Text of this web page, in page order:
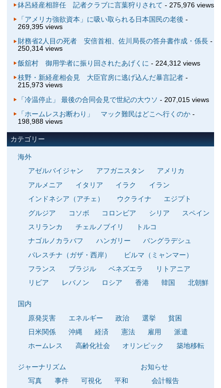
鉢呂経産相辞任 記者クラブに言葉狩りされて - 275,976 views
「アメリカ強欲資本」に吸い取られる日本国民の老後 -
269,395 views
財務省2人目の死者 安倍首相、佐川局長の答弁書作成・係長-
250,314 views
飯舘村 御用学者に振り回されたあげくに - 224,312 views
枝野・新経産相会見 大臣官房に逃げ込んだ暴言記者-
215,973 views
「冷温停止」 最後の合同会見で世紀の大ウソ - 207,015 views
「ホームレスお断わり」 マック難民はどこへ行くのか-
198,988 views
カテゴリー
海外
アゼルバイジャン
アフガニスタン
アメリカ
アルメニア
イタリア イラク
イラン
インドネシア（アチェ）
ウクライナ
エジプト
グルジア
コソボ コロンビア シリア
スペイン
スリランカ
チェルノブイリ
トルコ
ナゴルノカラバフ
ハンガリー
バングラデシュ
パレスチナ（ガザ・西岸）
ビルマ（ミャンマー）
フランス
ブラジル ベネズエラ
リトアニア
リビア
レバノン ロシア 香港 韓国 北朝鮮
国内
原発災害
エネルギー 政治 選挙
貧困
日米関係
沖縄 経済 憲法 雇用
派遣
ホームレス
高齢化社会 オリンピック 築地移転
ジャーナリズム
写真
事件 可視化 平和
お知らせ
会計報告